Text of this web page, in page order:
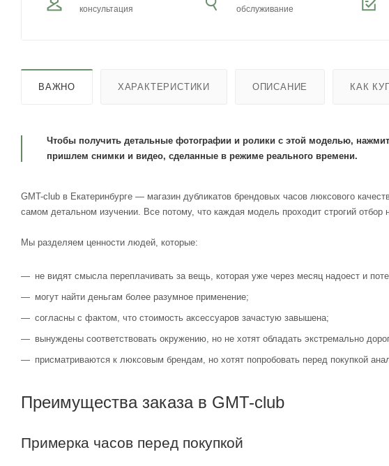
консультация
обслуживание
ВАЖНО ХАРАКТЕРИСТИКИ ОПИСАНИЕ КАК
Чтобы получить детальные фотографии и ролики с этой моделью,
пришлем снимки и видео, сделанные в режиме реального времени.
GMT-club в Екатеринбурге — магазин дубликатов брендовых часов люксового
самом детальном изучении. Все потому, что каждая модель проходит строгий отбор
Мы разделяем ценности людей, которые:
не видят смысла переплачивать за вещь, которая уже через месяц надоест и
могут найти деньгам более разумное применение;
согласны с фактом, что стоимость аксессуаров зачастую завышена;
вынуждены соответствовать окружению, но не хотят обладать экстремально
присматриваются к люксовым брендам, но хотят попробовать перед покупкой
Преимущества заказа в GMT-club
Примерка часов перед покупкой